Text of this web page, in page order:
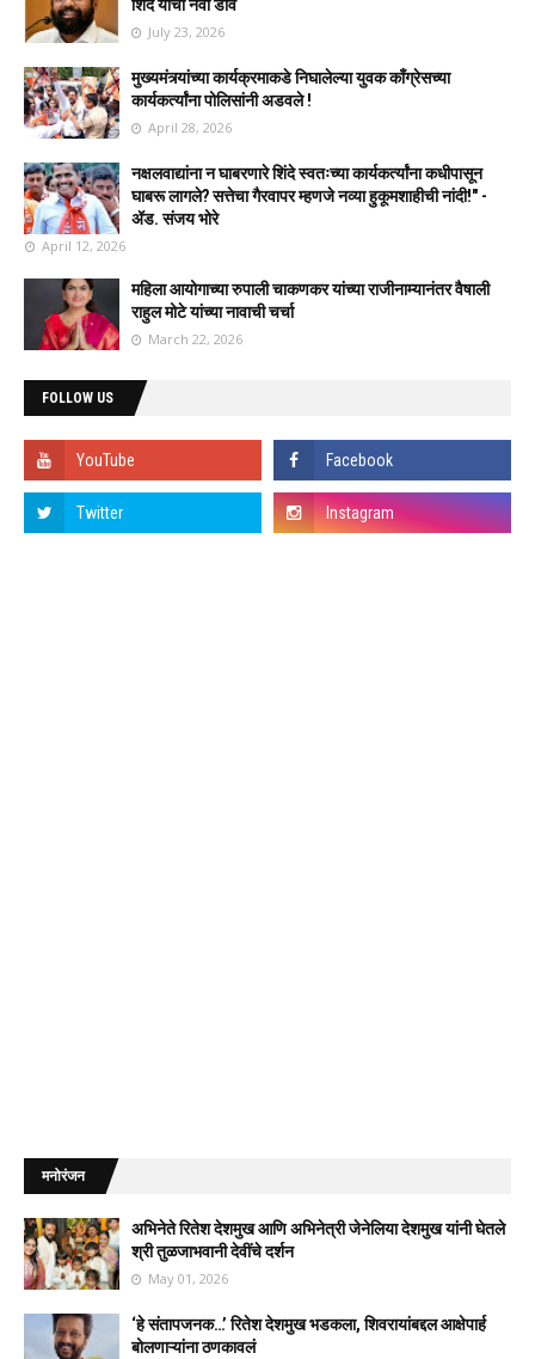
शिंदे यांचा नवा डाव
July 23, 2026
मुख्यमंत्र्यांच्या कार्यक्रमाकडे निघालेल्या युवक काँग्रेसच्या
कार्यकर्त्यांना पोलिसांनी अडवले !
April 28, 2026
नक्षलवाद्यांना न घाबरणारे शिंदे स्वतःच्या कार्यकर्त्यांना कधीपासून
घाबरू लागले? सत्तेचा गैरवापर म्हणजे नव्या हुकूमशाहीची नांदी!" -
ॲड. संजय भोरे
April 12, 2026
महिला आयोगाच्या रुपाली चाकणकर यांच्या राजीनाम्यानंतर वैषाली
राहुल मोटे यांच्या नावाची चर्चा
March 22, 2026
FOLLOW US
मनोरंजन
अभिनेते रितेश देशमुख आणि अभिनेत्री जेनेलिया देशमुख यांनी घेतले
श्री तुळजाभवानी देवींचे दर्शन
May 01, 2026
‘हे संतापजनक…’ रितेश देशमुख भडकला, शिवरायांबद्दल आक्षेपार्ह
बोलणाऱ्यांना ठणकावलं